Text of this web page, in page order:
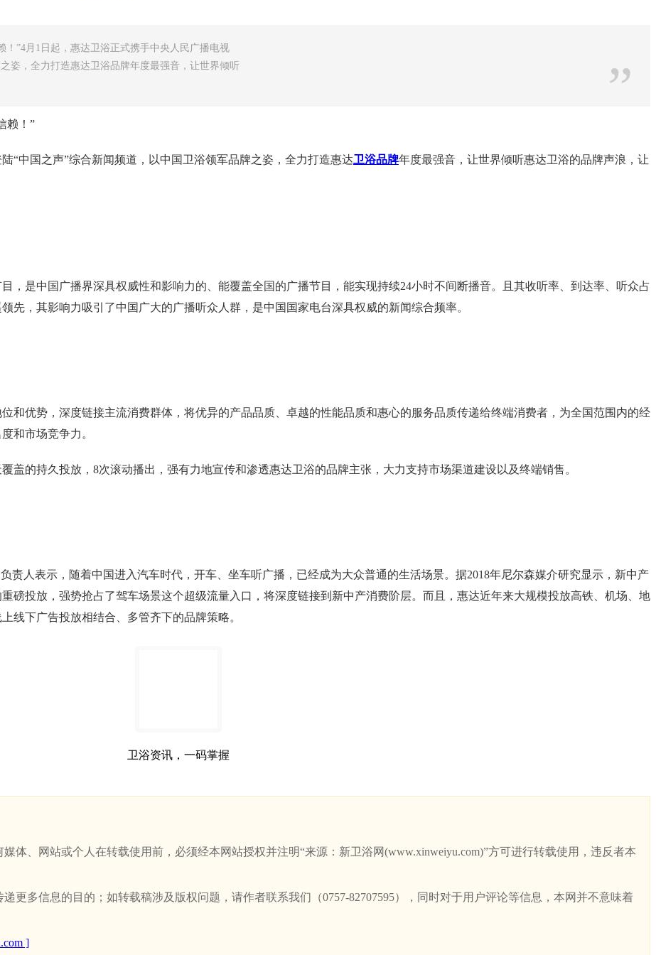
”4月1日起，惠达卫浴正式携手中央人民广播电视
姿，全力打造惠达卫浴品牌年度最强音，让世界倾听
”
赖！”
“中国之声”综合新闻频道，以中国卫浴领军品牌之姿，全力打造惠达卫浴品牌年度最强音，让世界倾听惠达卫浴的品牌声浪，让
，是中国广播界深具权威性和影响力的、能覆盖全国的广播节目，能实现持续24小时不间断播音。且其收听率、到达率、听众占
先，其影响力吸引了中国广大的广播听众人群，是中国国家电台深具权威的新闻综合频率。
和优势，深度链接主流消费群体，将优异的产品品质、卓越的性能品质和惠心的服务品质传递给终端消费者，为全国范围内的经
和市场竞争力。
盖的持久投放，8次滚动播出，强有力地宣传和渗透惠达卫浴的品牌主张，大力支持市场渠道建设以及终端销售。
责人表示，随着中国进入汽车时代，开车、坐车听广播，已经成为大众普通的生活场景。据2018年尼尔森媒介研究显示，新中产
磅投放，强势抢占了驾车场景这个超级流量入口，将深度链接到新中产消费阶层。而且，惠达近年来大规模投放高铁、机场、地
线下广告投放相结合、多管齐下的品牌策略。
卫浴资讯，一码掌握
体、网站或个人在转载使用前，必须经本网站授权并注明“来源：新卫浴网(www.xinweiyu.com)”方可进行转载使用，违反者本
更多信息的目的；如转载稿涉及版权问题，请作者联系我们（0757-82707595），同时对于用户评论等信息，本网并不意味着
]